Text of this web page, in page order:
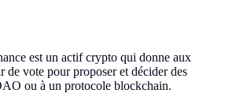
est un actif crypto qui donne aux
de vote pour proposer et décider des
ou à un protocole blockchain.